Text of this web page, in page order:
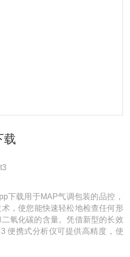
载
下载用于MAP气调包装的品控，
，使您能快速轻松地检查任何形
化碳的含量。凭借新型的长效
便携式分析仪可提供高精度，使